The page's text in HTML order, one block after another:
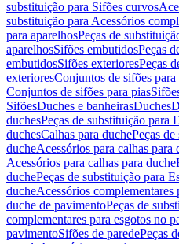
substituição para Sifões curvos
substituição para Acessórios
para aparelhosPeças de
aparelhosSifões embutidosPeças
embutidosSifões exterioresPeças
exterioresConjuntos de sifões para
Conjuntos de sifões para pias
SifõesDuches e banheirasDuches
duchesPeças de substituição para
duchesCalhas para duchePeças
ducheAcessórios para calhas para
Acessórios para calhas para duche
duchePeças de substituição para
ducheAcessórios complementares
duche de pavimentoPeças de
complementares para esgotos no
pavimentoSifões de paredePeças